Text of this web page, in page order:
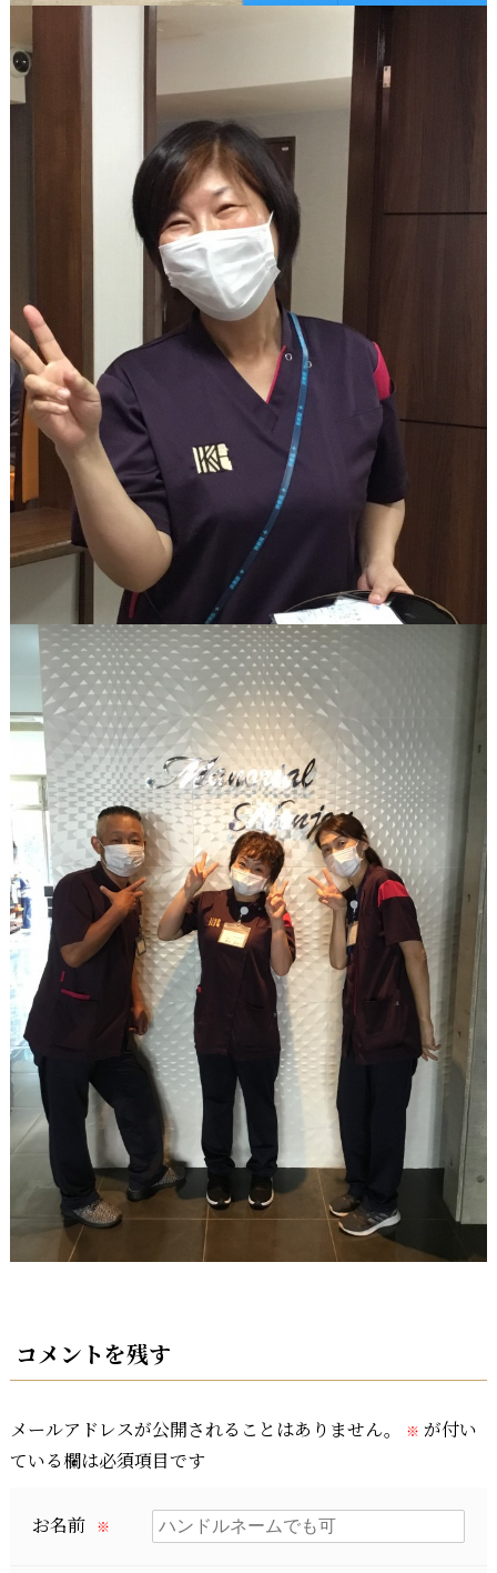
コメントを残す
メールアドレスが公開されることはありません。 ※ が付い
ている欄は必須項目です
お名前 ※